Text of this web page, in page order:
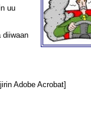
uu
diiwaan
Adobe Acrobat]